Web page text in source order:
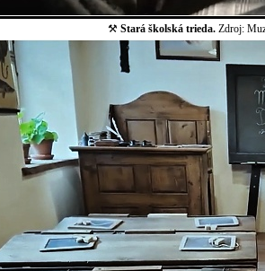
⚒ Stará školská trieda. Zdroj: